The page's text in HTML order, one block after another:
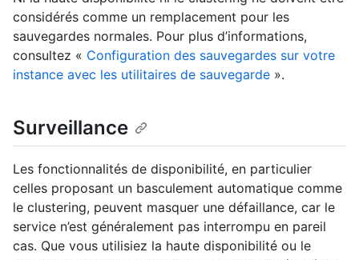
considérés comme un remplacement pour les
sauvegardes normales. Pour plus d’informations,
consultez « Configuration des sauvegardes sur votre
instance avec les utilitaires de sauvegarde ».
Surveillance
Les fonctionnalités de disponibilité, en particulier
celles proposant un basculement automatique comme
le clustering, peuvent masquer une défaillance, car le
service n’est généralement pas interrompu en pareil
cas. Que vous utilisiez la haute disponibilité ou le